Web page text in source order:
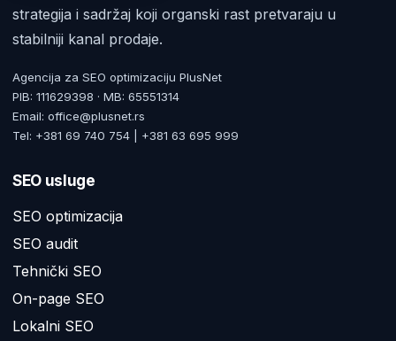
strategija i sadržaj koji organski rast pretvaraju u
stabilniji kanal prodaje.
Agencija za SEO optimizaciju PlusNet
PIB: 111629398 · MB: 65551314
Email: office@plusnet.rs
Tel: +381 69 740 754 | +381 63 695 999
SEO usluge
SEO optimizacija
SEO audit
Tehnički SEO
On-page SEO
Lokalni SEO